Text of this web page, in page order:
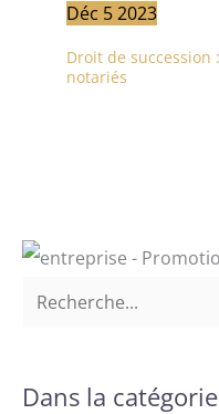
Déc 52023
Droit de
notariés
Dans la